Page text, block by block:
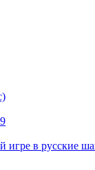
игре в русские